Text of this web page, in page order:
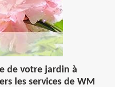
de votre jardin à
les services de WM